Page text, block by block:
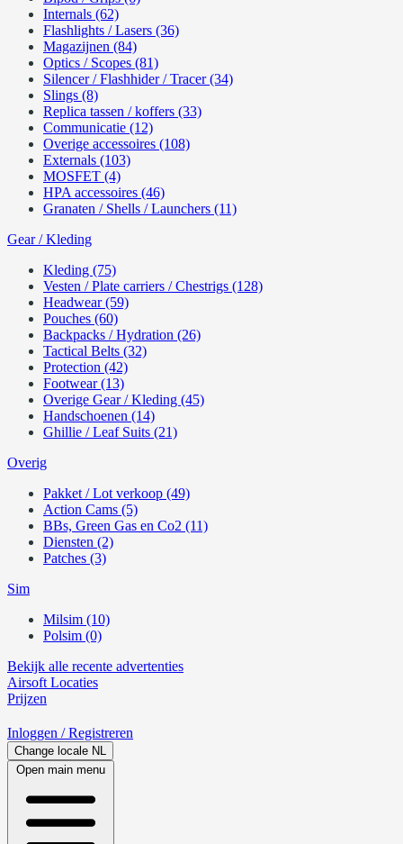
Internals (62)
Flashlights / Lasers (36)
Magazijnen (84)
Optics / Scopes (81)
Silencer / Flashhider / Tracer (34)
Slings (8)
Replica tassen / koffers (33)
Communicatie (12)
Overige accessoires (108)
Externals (103)
MOSFET (4)
HPA accessoires (46)
Granaten / Shells / Launchers (11)
Gear / Kleding
Kleding (75)
Vesten / Plate carriers / Chestrigs (128)
Headwear (59)
Pouches (60)
Backpacks / Hydration (26)
Tactical Belts (32)
Protection (42)
Footwear (13)
Overige Gear / Kleding (45)
Handschoenen (14)
Ghillie / Leaf Suits (21)
Overig
Pakket / Lot verkoop (49)
Action Cams (5)
BBs, Green Gas en Co2 (11)
Diensten (2)
Patches (3)
Sim
Milsim (10)
Polsim (0)
Bekijk alle recente advertenties
Airsoft Locaties
Prijzen
Inloggen / Registreren
Change locale NL
Open main menu